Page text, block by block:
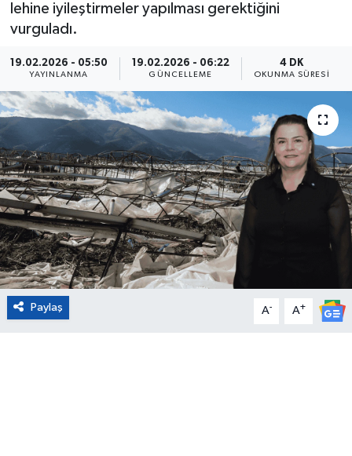
lehine iyileştirmeler yapılması gerektiğini
vurguladı.
19.02.2026 - 05:50
YAYINLANMA
19.02.2026 - 06:22
GÜNCELLEME
4 DK
OKUNMA SÜRESI
Paylaş A- A+
Dünya
Eğitim
Sağlık
Magazin
Turizm
Çevre
Kültür ve Sanat
Sivil Toplum